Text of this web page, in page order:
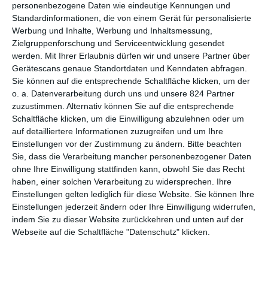
personenbezogene Daten wie eindeutige Kennungen und
Standardinformationen, die von einem Gerät für personalisierte
Werbung und Inhalte, Werbung und Inhaltsmessung,
Zielgruppenforschung und Serviceentwicklung gesendet
werden.
Mit Ihrer Erlaubnis dürfen wir und unsere Partner über
Gerätescans genaue Standortdaten und Kenndaten abfragen.
Sie können auf die entsprechende Schaltfläche klicken, um der
o. a. Datenverarbeitung durch uns und unsere 824 Partner
zuzustimmen. Alternativ können Sie auf die entsprechende
Schaltfläche klicken, um die Einwilligung abzulehnen oder um
auf detailliertere Informationen zuzugreifen und um Ihre
Einstellungen vor der Zustimmung zu ändern.
Bitte beachten
Sie, dass die Verarbeitung mancher personenbezogener Daten
ohne Ihre Einwilligung stattfinden kann, obwohl Sie das Recht
haben, einer solchen Verarbeitung zu widersprechen. Ihre
Einstellungen gelten lediglich für diese Website. Sie können Ihre
Einstellungen jederzeit ändern oder Ihre Einwilligung widerrufen,
indem Sie zu dieser Website zurückkehren und unten auf der
Webseite auf die Schaltfläche "Datenschutz" klicken.
Louhimies gehört damit zu der Art Regisseur, die ihr Handwerk
meisterlich verstehen, nicht nur aus atmosphärischer Sicht,
sondern auch bei dem Spiel mit den Figuren, die eine sehr
gelungene Authentizität mitbringen. Obgleich das Drama nicht
lange auf sich warten lässt, wird dieses nicht mit einem
Hammer breitgeschlagen, sondern mit Fingerspitzengefühl
behandelt. Die Entwicklung der Geschichte, die die meiste Zeit
auf eine übertriebene Dramaturgie verzichtet, dafür aber das
Leiden von Elli in vereinzelten Bildern grandios festhält, stellt
sich als die größte Stärke heraus. Dass man im gleichen
Atemzug die verborgene Psychologie der Frau kritisieren
könnte, tut dem Ganzen jedoch keinen Abbruch, im Gegenteil.
Durch das Mysterium, inwiefern die Mittsommerlust (ein
nebenbei erwähnt perfekter deutscher Titel) bei Elli eine
Veränderung bewirkt, resultieren offene
Interpretationsmöglichkeiten, die zur Diskussion einladen.